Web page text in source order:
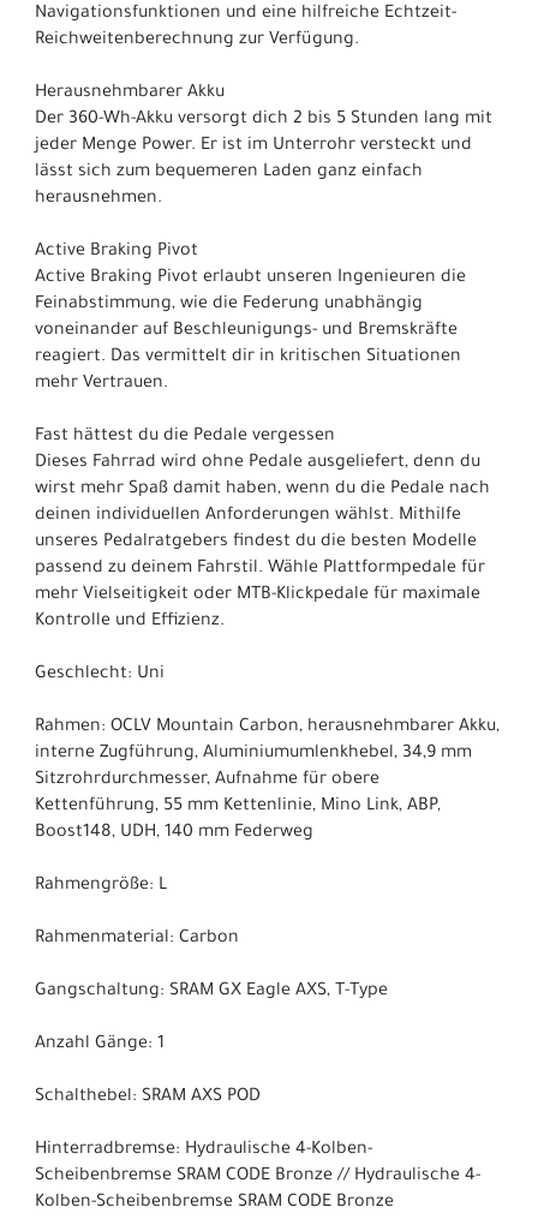
Navigationsfunktionen und eine hilfreiche Echtzeit-
Reichweitenberechnung zur Verfügung.
Herausnehmbarer Akku
Der 360-Wh-Akku versorgt dich 2 bis 5 Stunden lang mit
jeder Menge Power. Er ist im Unterrohr versteckt und
lässt sich zum bequemeren Laden ganz einfach
herausnehmen.
Active Braking Pivot
Active Braking Pivot erlaubt unseren Ingenieuren die
Feinabstimmung, wie die Federung unabhängig
voneinander auf Beschleunigungs- und Bremskräfte
reagiert. Das vermittelt dir in kritischen Situationen
mehr Vertrauen.
Fast hättest du die Pedale vergessen
Dieses Fahrrad wird ohne Pedale ausgeliefert, denn du
wirst mehr Spaß damit haben, wenn du die Pedale nach
deinen individuellen Anforderungen wählst. Mithilfe
unseres Pedalratgebers findest du die besten Modelle
passend zu deinem Fahrstil. Wähle Plattformpedale für
mehr Vielseitigkeit oder MTB-Klickpedale für maximale
Kontrolle und Effizienz.
Geschlecht: Uni
Rahmen: OCLV Mountain Carbon, herausnehmbarer Akku,
interne Zugführung, Aluminiumumlenkhebel, 34,9 mm
Sitzrohrdurchmesser, Aufnahme für obere
Kettenführung, 55 mm Kettenlinie, Mino Link, ABP,
Boost148, UDH, 140 mm Federweg
Rahmengröße: L
Rahmenmaterial: Carbon
Gangschaltung: SRAM GX Eagle AXS, T-Type
Anzahl Gänge: 1
Schalthebel: SRAM AXS POD
Hinterradbremse: Hydraulische 4-Kolben-
Scheibenbremse SRAM CODE Bronze // Hydraulische 4-
Kolben-Scheibenbremse SRAM CODE Bronze